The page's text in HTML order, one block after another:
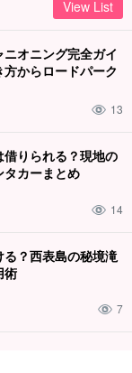
View List
オニング完全ガイ
方からロードパーク
13
りられる？現地の
カーまとめ
14
？西表島の秘境滝
術
7